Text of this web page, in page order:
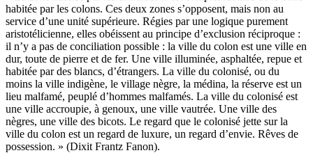
habitée par les colons. Ces deux zones s’opposent, mais non au
service d’une unité supérieure. Régies par une logique purement
aristotélicienne, elles obéissent au principe d’exclusion réciproque :
il n’y a pas de conciliation possible : la ville du colon est une ville en
dur, toute de pierre et de fer. Une ville illuminée, asphaltée, repue et
habitée par des blancs, d’étrangers. La ville du colonisé, ou du
moins la ville indigène, le village nègre, la médina, la réserve est un
lieu malfamé, peuplé d’hommes malfamés. La ville du colonisé est
une ville accroupie, à genoux, une ville vautrée. Une ville des
nègres, une ville des bicots. Le regard que le colonisé jette sur la
ville du colon est un regard de luxure, un regard d’envie. Rêves de
possession. » (Dixit Frantz Fanon).